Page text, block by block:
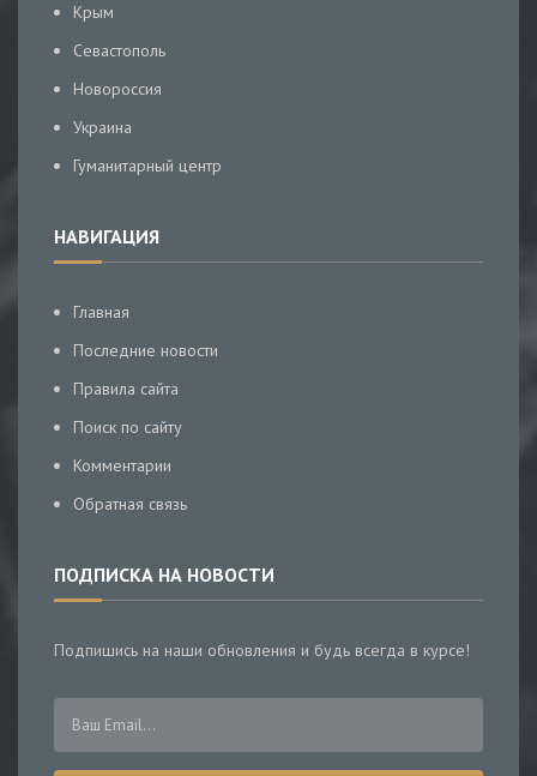
Крым
Севастополь
Новороссия
Украина
Гуманитарный центр
НАВИГАЦИЯ
Главная
Последние новости
Правила сайта
Поиск по сайту
Комментарии
Обратная связь
ПОДПИСКА НА НОВОСТИ
Подпишись на наши обновления и будь всегда в курсе!